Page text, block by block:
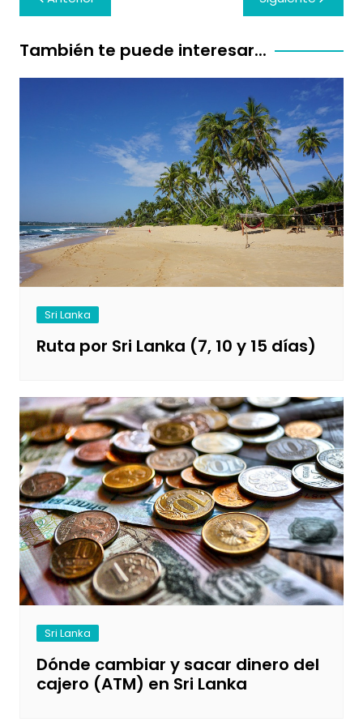
de
entradas
También te puede interesar...
Sri Lanka
Ruta por Sri Lanka (7, 10 y 15 días)
Sri Lanka
Dónde cambiar y sacar dinero del
cajero (ATM) en Sri Lanka